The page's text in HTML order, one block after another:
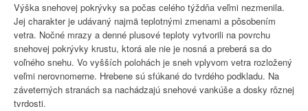
Výška snehovej pokrývky sa počas celého týždňa veľmi nezmenila.
Jej charakter je udávaný najmä teplotnými zmenami a pôsobením
vetra. Nočné mrazy a denné plusové teploty vytvorili na povrchu
snehovej pokrývky krustu, ktorá ale nie je nosná a preberá sa do
voľného snehu. Vo vyšších polohách je sneh vplyvom vetra rozložený
veľmi nerovnomerne. Hrebene sú sfúkané do tvrdého podkladu. Na
záveterných stranách sa nachádzajú snehové vankúše a dosky rôznej
tvrdosti.